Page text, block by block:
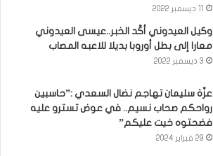
وكيل العيدوني أكّد الخبر..عيسى العيدوني
معارا إلى بطل أوروبا بديلا للاعبه المصاب
3 ديسمبر 2022
عزّة سليمان تهاجم نضال السعدي :”حاسبين
رواحكم صحاب نسيم.. في عوض تسترو عليه
فضحتوه خيت عليكم”
29 فبراير 2024